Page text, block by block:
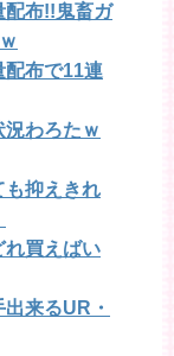
配布!!鬼畜ガ
配布で11連
況わろたｗ
も抑えきれ
れ買えばい
来るUR・